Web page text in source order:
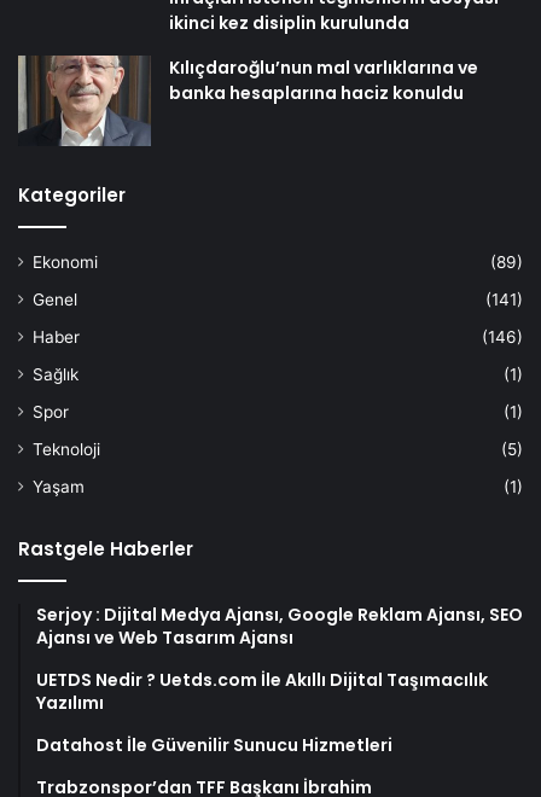
ikinci kez disiplin kurulunda
Kılıçdaroğlu’nun mal varlıklarına ve
banka hesaplarına haciz konuldu
Kategoriler
Ekonomi
(89)
Genel
(141)
Haber
(146)
Sağlık
(1)
Spor
(1)
Teknoloji
(5)
Yaşam
(1)
Rastgele Haberler
Serjoy : Dijital Medya Ajansı, Google Reklam Ajansı, SEO
Ajansı ve Web Tasarım Ajansı
UETDS Nedir ? Uetds.com İle Akıllı Dijital Taşımacılık
Yazılımı
Datahost İle Güvenilir Sunucu Hizmetleri
Trabzonspor’dan TFF Başkanı İbrahim